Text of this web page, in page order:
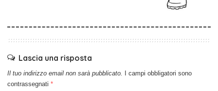
Lascia una risposta
Il tuo indirizzo email non sarà pubblicato. I campi obbligatori sono
contrassegnati *